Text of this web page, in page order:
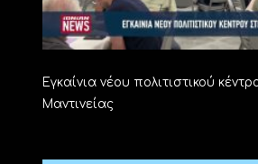
Εγκαίνια νέου πολιτιστικού
Μαντινείας